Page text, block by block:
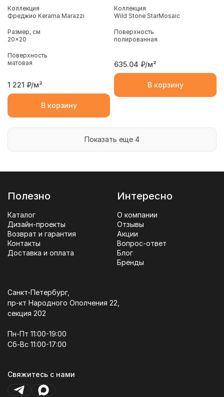
Коллекция
Фреджио Kerama Marazzi
Размер, см
20x20
Поверхность
матовая
1 221 ₽/м²
В корзину
Коллекция
Wild Stone StarMosaic
Поверхность
полированная
635.04 ₽/м²
В корзину
Показать еще 4
Полезно
Каталог
Дизайн-проекты
Возврат и гарантия
Контакты
Доставка и оплата
Интересно
О компании
Отзывы
Акции
Вопрос-ответ
Блог
Бренды
Санкт-Петербург,
пр-кт Народного Ополчения 22,
секция 202
Пн-Пт 11:00-19:00
Сб-Вс 11:00-17:00
Свяжитесь с нами